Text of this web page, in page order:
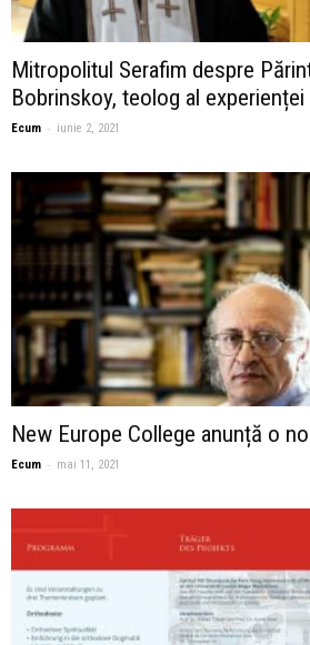
Mitropolitul Serafim despre
Bobrinskoy, teolog al
Ecum - iunie 2, 2021
New Europe College anunță o
Ecum - mai 11, 2021